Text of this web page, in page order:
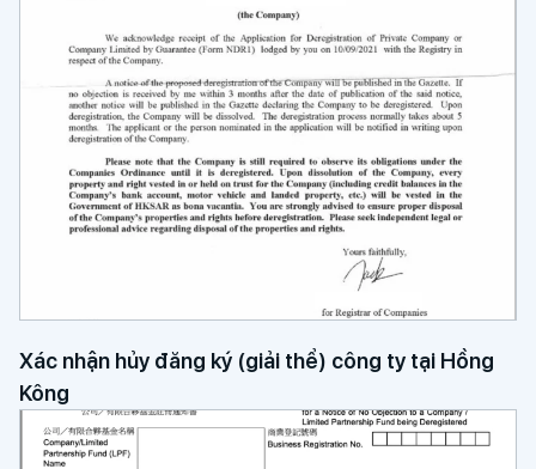
Xác nhận hủy đăng ký (giải thể) công ty tại Hồng
Kông